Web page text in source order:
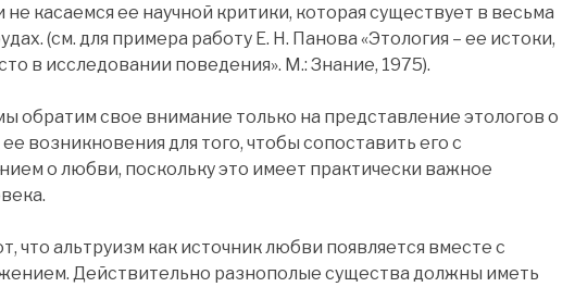
касаемся ее научной критики, которая существует в весьма
(см. для примера работу Е. Н. Панова «Этология – ее истоки,
в исследовании поведения». М.: Знание, 1975).
обратим свое внимание только на представление этологов о
возникновения для того, чтобы сопоставить его с
о любви, поскольку это имеет практически важное
что альтруизм как источник любви появляется вместе с
Действительно разнополые существа должны иметь